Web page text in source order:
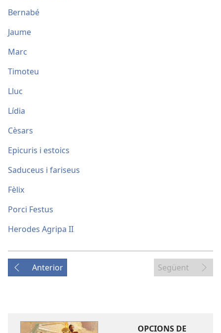
Bernabé
Jaume
Marc
Timoteu
Lluc
Lídia
Cèsars
Epicuris i estoics
Saduceus i fariseus
Fèlix
Porci Festus
Herodes Agripa II
Anterior Següent
OPCIONS DE